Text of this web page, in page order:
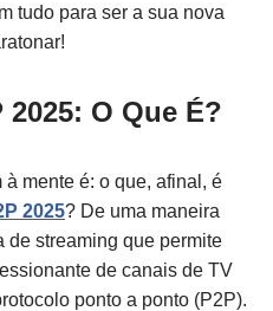
tudo para ser a sua nova
O Que É?
mente é: o que, afinal, é
2025? De uma maneira
de streaming que permite
de canais de TV
ponto a ponto (P2P).